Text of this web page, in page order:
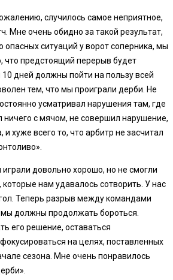
случилось самое неприятное,
Мне очень обидно за такой результат,
ситуаций у ворот соперника, мы
что предстоящий перерыв будет
дней должны пойти на пользу всей
тем, что мы проиграли дерби. Не
усматривал нарушения там, где
ничего с мячом, не совершил нарушение,
хуже всего то, что арбитр не засчитал
довольно хорошо, но не смогли
нам удавалось сотворить. У нас
Теперь разрыв между командами
должны продолжать бороться.
его решение, оставаться
на целях, поставленных
сезона. Мне очень понравилось